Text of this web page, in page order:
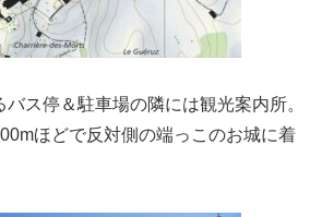
ス停＆駐車場の隣には観光案内所。
ほどで反対側の端っこのお城に着